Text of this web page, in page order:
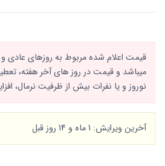
قیمت اعلام شده مربوط به روزهای عادی
میباشد و قیمت در روز های آخر هفته،
نوروز و یا نفرات بیش از ظرفیت نرمال،
آخرین ویرایش: 1 ماه و 14 روز قبل